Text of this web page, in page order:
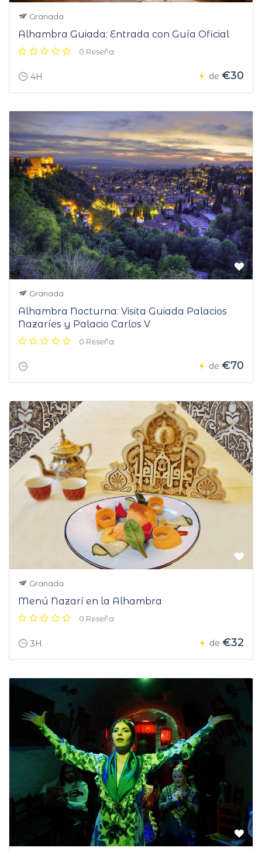
Granada
Alhambra Guiada: Entrada con Guía Oficial
0 Reseña
4H de €30
Granada
Alhambra Nocturna: Visita Guiada Palacios
Nazaríes y Palacio Carlos V
0 Reseña
de €70
Granada
Menú Nazarí en la Alhambra
0 Reseña
3H de €32